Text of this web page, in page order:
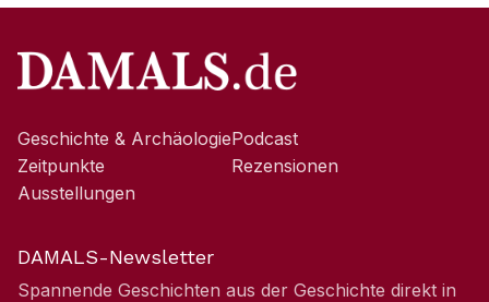
Geschichte & Archäologie
Zeitpunkte
Ausstellungen
Podcast
Rezensionen
DAMALS-Newsletter
Spannende Geschichten aus der Geschichte direkt in